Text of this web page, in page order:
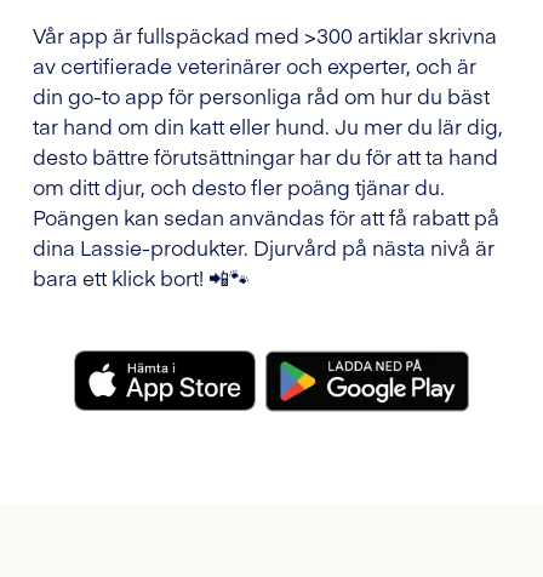
Vår app är fullspäckad med >300 artiklar skrivna
av certifierade veterinärer och experter, och är
din go-to app för personliga råd om hur du bäst
tar hand om din katt eller hund. Ju mer du lär dig,
desto bättre förutsättningar har du för att ta hand
om ditt djur, och desto fler poäng tjänar du.
Poängen kan sedan användas för att få rabatt på
dina Lassie-produkter. Djurvård på nästa nivå är
bara ett klick bort! 📲🐾